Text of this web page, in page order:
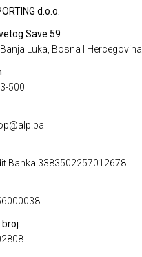
d.o.o.
Save 59
Luka, Bosna I Hercegovina
500
Banka 3383502257012678